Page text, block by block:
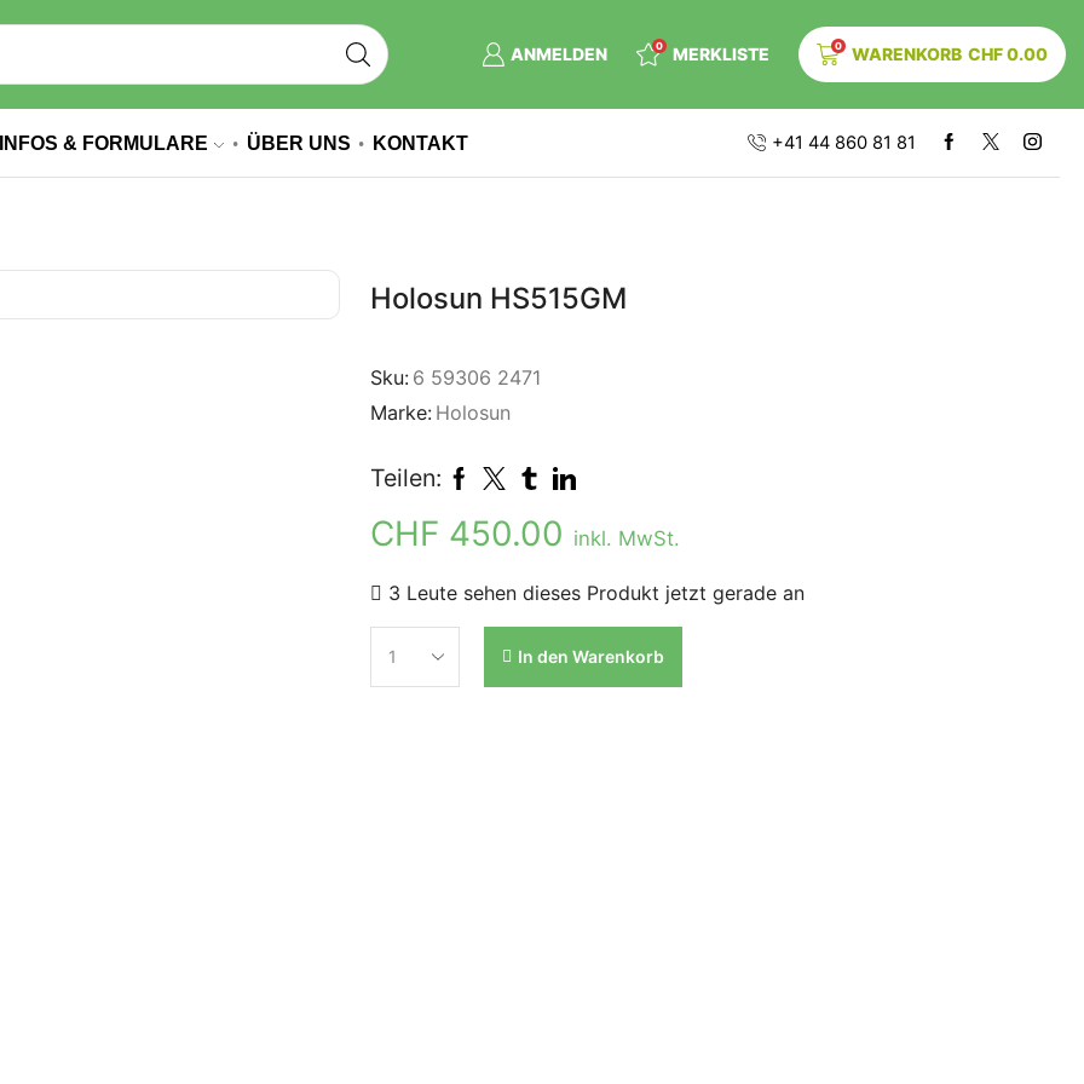
ANMELDEN 0 MERKLISTE 0 WARENKORB CHF0.00
INFOS & FORMULARE ÜBER UNS KONTAKT +41 44 860 81 81
Holosun HS515GM
Sku: 6 59306 2471
Marke: Holosun
Teilen:
CHF 450.00 inkl. MwSt.
3 Leute sehen dieses Produkt jetzt gerade an
In den Warenkorb